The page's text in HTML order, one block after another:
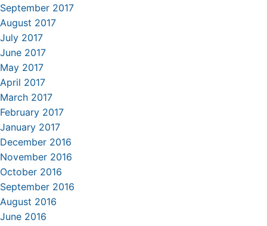
September 2017
August 2017
July 2017
June 2017
May 2017
April 2017
March 2017
February 2017
January 2017
December 2016
November 2016
October 2016
September 2016
August 2016
June 2016